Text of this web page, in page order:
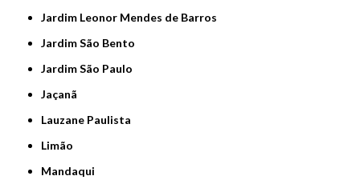
Jardim Leonor Mendes de Barros
Jardim São Bento
Jardim São Paulo
Jaçanã
Lauzane Paulista
Limão
Mandaqui